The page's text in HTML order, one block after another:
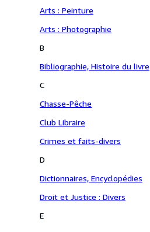
Arts : Peinture
Arts : Photographie
B
Bibliographie, Histoire du livre
C
Chasse-Pêche
Club Libraire
Crimes et faits-divers
D
Dictionnaires, Encyclopédies
Droit et Justice : Divers
E